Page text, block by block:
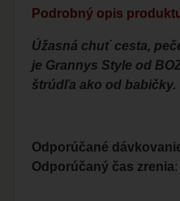
Podrobný opis
Úžasná chuť cesta,
je Grannys Style od
štrúdľa ako od babičky.
Odporúčané
Odporúčaný čas zrenia